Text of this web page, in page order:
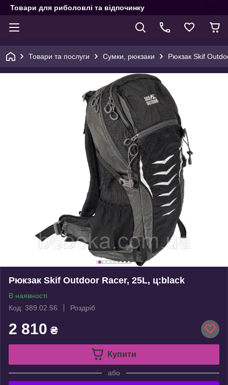
Товари для риболовлі та відпочинку
Товари та послуги Сумки, рюкзаки Рюкзак Skif
Рюкзак Skif Outdoor Racer, 25L, ц:black
В наявності
Код: 389.02.56
Роздріб
2 810 ₴
Купити
або